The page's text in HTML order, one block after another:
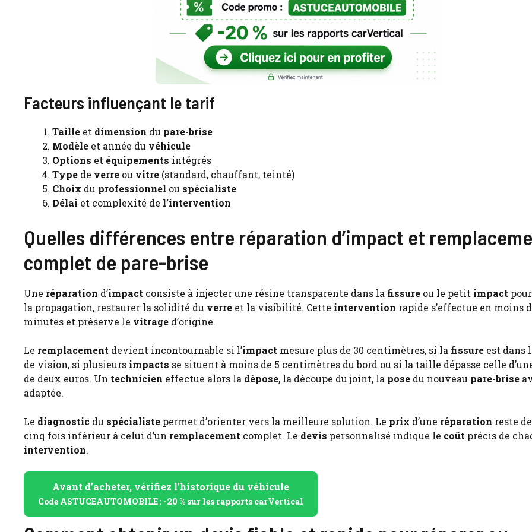
Facteurs influençant le tarif
Taille et dimension du pare-brise
Modèle et année du véhicule
Options et équipements intégrés
Type de verre ou vitre (standard, chauffant, teinté)
Choix du professionnel ou spécialiste
Délai et complexité de l’intervention
Quelles différences entre réparation d’impact et
complet de pare-brise
Une réparation d’impact consiste à injecter une résine transparente dans la fissure ou le petit impact
la propagation, restaurer la solidité du verre et la visibilité. Cette intervention rapide s’effectue en moins
minutes et préserve le vitrage d’origine.
Le remplacement devient incontournable si l’impact mesure plus de 30 centimètres, si la fissure est dans
de vision, si plusieurs impacts se situent à moins de 5 centimètres du bord ou si la taille dépasse celle
de deux euros. Un technicien effectue alors la dépose, la découpe du joint, la pose du nouveau pare-brise
adaptée.
Le diagnostic du spécialiste permet d’orienter vers la meilleure solution. Le prix d’une réparation reste
cinq fois inférieur à celui d’un remplacement complet. Le devis personnalisé indique le coût précis de
intervention.
Avant d’acheter, vérifiez l’historique du véhicule
Code ASTUCEAUTOMOBILE : -20 % sur les rapports carVertical